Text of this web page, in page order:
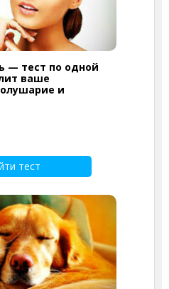
— тест по одной
ваше
и
тест